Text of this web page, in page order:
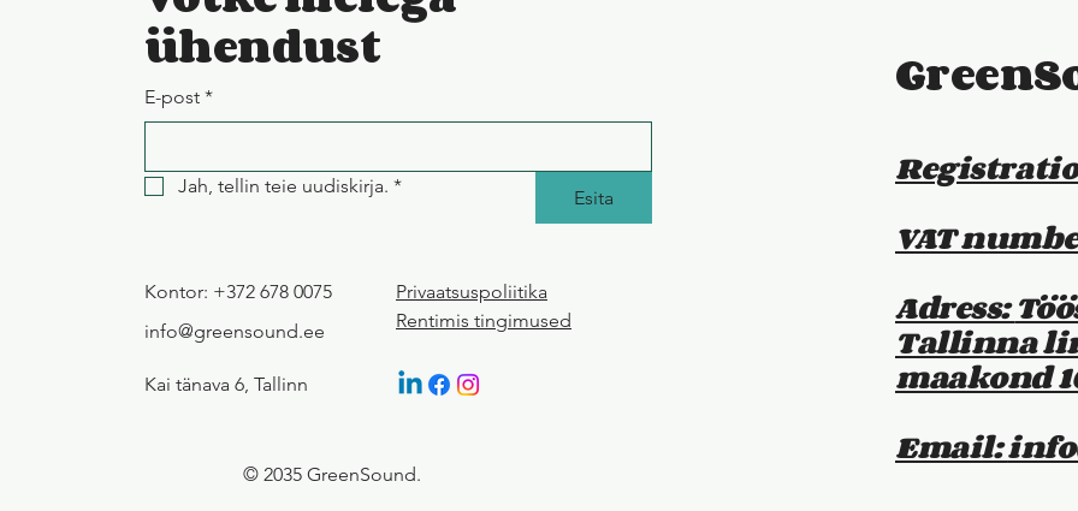
ühendust
E-post *
Jah, tellin teie uudiskirja. *
Esita
Kontor: +372 678 0075
info@greensound.ee
Kai tänava 6, Tallinn
Privaatsuspoliitika
Rentimis tingimused
© 2035 GreenSound.
VAT
Adress:
Tallinna
maakond
Email: